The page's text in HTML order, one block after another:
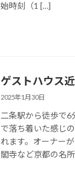
始時刻（1 […]
ゲストハウス
2025年1月30日
二条駅から徒歩で6
で落ち着いた感じ
れます。オーナー
閣寺など京都の名